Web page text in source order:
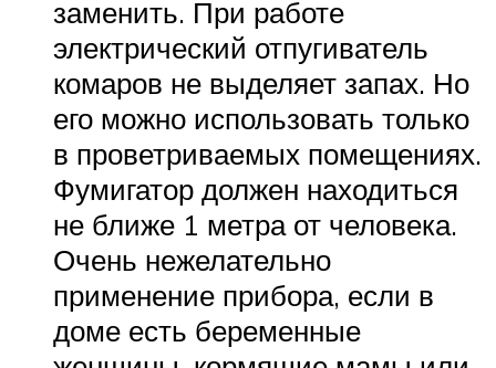
заменить. При работе
электрический отпугиватель
комаров не выделяет запах. Но
его можно использовать только
в проветриваемых помещениях.
Фумигатор должен находиться
не ближе 1 метра от человека.
Очень нежелательно
применение прибора, если в
доме есть беременные